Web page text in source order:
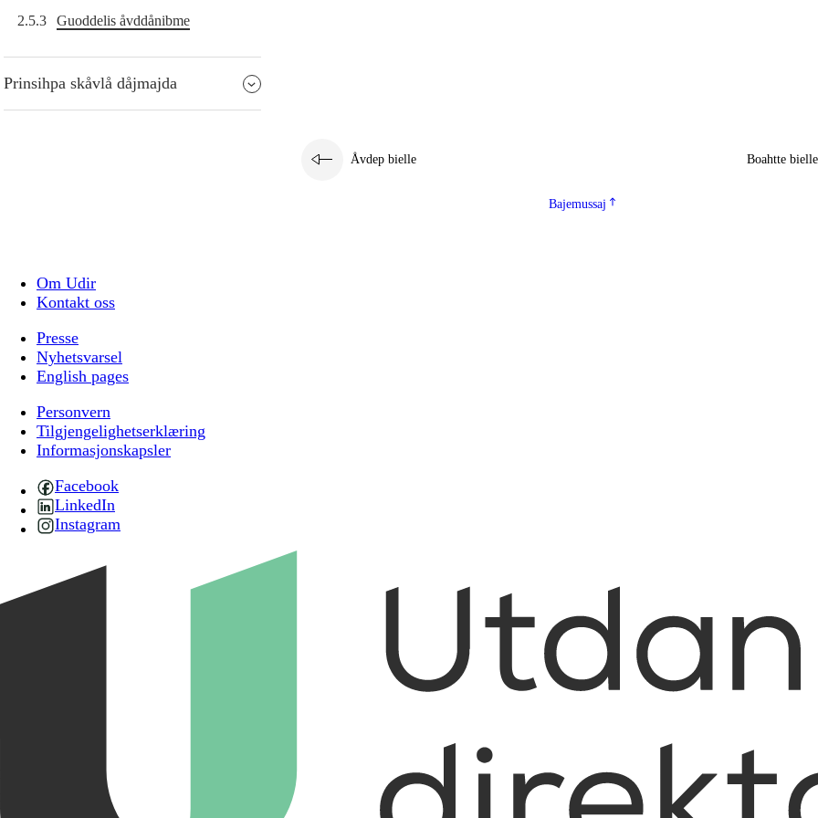
2.5.3 Guoddelis åvddånibme
Prinsihpa skåvlå dåjmajda
Åvdep bielle Boahtte bielle
Bajemussaj
Om Udir
Kontakt oss
Presse
Nyhetsvarsel
English pages
Personvern
Tilgjengelighetserklæring
Informasjonskapsler
Facebook
LinkedIn
Instagram